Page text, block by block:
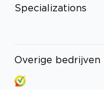
Specializations
Overige bedrijven